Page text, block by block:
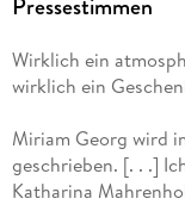
Wirklich ein
wirklich ein
Miriam Georg wird
geschrieben. [. . .]
Katharina